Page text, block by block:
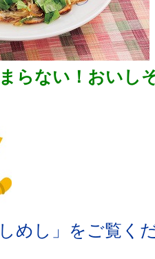
らない！おいし
めし」をご覧く